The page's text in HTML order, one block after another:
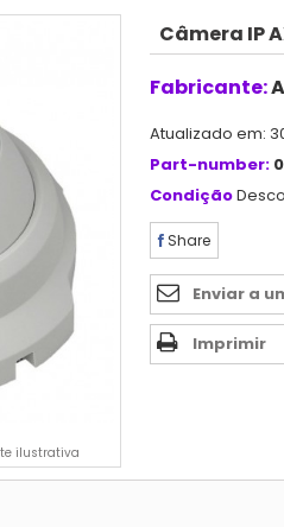
ilustrativa
Câmera IP
Fabricante:
Atualizado em:
Part-number:
Condição
Share
Enviar a
Imprimir